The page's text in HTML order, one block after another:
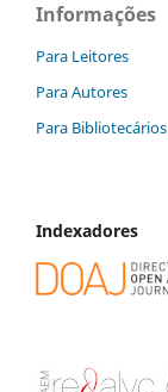
Informações
Para Leitores
Para Autores
Para Bibliotecários
Indexadores